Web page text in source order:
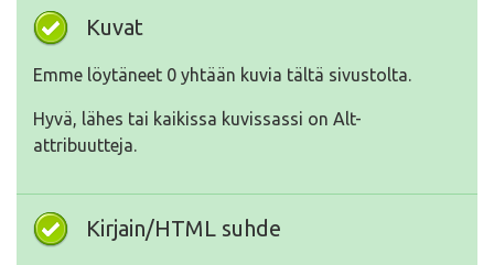
Kuvat
Emme löytäneet 0 yhtään kuvia tältä sivustolta.
Hyvä, lähes tai kaikissa kuvissassi on Alt-
attribuutteja.
Kirjain/HTML suhde